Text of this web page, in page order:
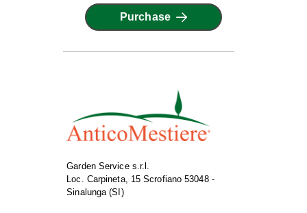
Purchase
Garden Service s.r.l.
Loc. Carpineta, 15 Scrofiano 53048 -
Sinalunga (SI)